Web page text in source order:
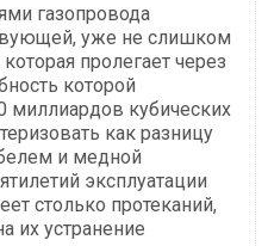
газопровода
уже не слишком
пролегает через
которой
миллиардов кубических
как разницу
и медной
эксплуатации
столько протеканий,
их устранение